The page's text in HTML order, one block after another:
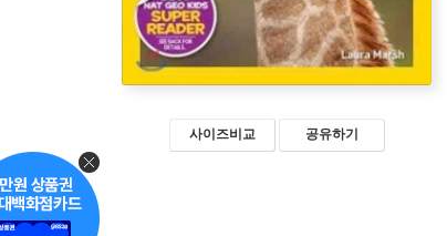
사이즈비교 공유하기